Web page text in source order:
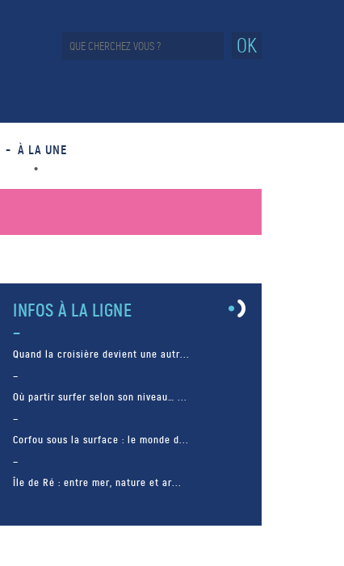
OK
À LA UNE
INFOS À LA LIGNE
Quand la croisière devient une autr...
Où partir surfer selon son niveau… ...
Corfou sous la surface : le monde d...
Île de Ré : entre mer, nature et ar...